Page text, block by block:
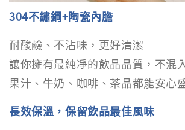
304不鏽鋼+陶瓷內膽
耐酸鹼、不沾味，更好清潔
讓你擁有最純凈的飲品品質，不混
果汁、牛奶、咖啡、茶品都能安心
長效保溫，保留飲品最佳風味